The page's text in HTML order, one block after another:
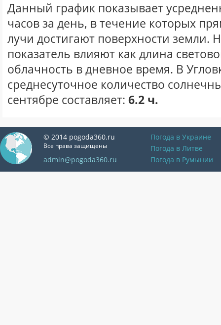
Данный график показывает
часов за день, в течение которых
лучи достигают поверхности земли.
показатель влияют как длина
облачность в дневное время. В
среднесуточное количество
сентябре составляет: 6.2 ч.
© 2014 pogoda360.ru
Все права защищены
admin@pogoda360.ru
Погода в Украине
Погода в Литве
Погода в Румынии